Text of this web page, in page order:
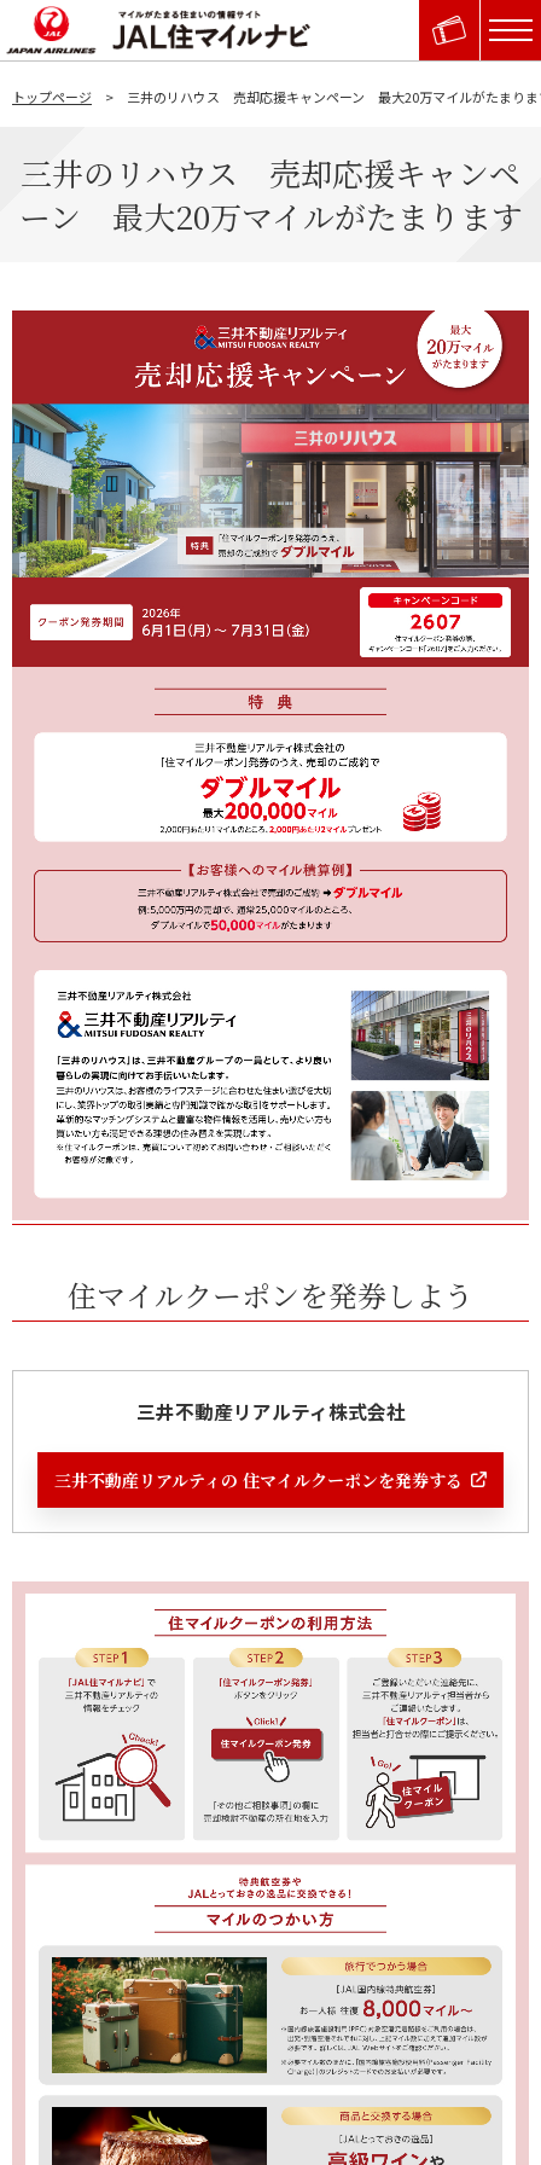
トップページ 三井のリハウス 売却応援キャンペーン 最大20万マイルがたまり
三井のリハウス 売却応援キャンペ
ーン 最大20万マイルがたまります
住マイルクーポンを発券しよう
三井不動産リアルティ株式会社
三井不動産リアルティの 住マイルクーポンを発券する